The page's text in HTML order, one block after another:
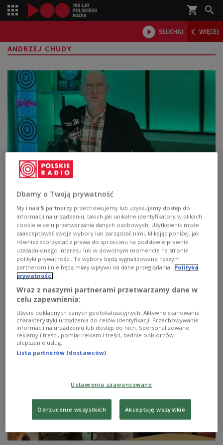
shopping_cart 
 SŁUCHAJ  WIĘCEJ

ANDRZEJ CHUDY
"Scena Teatralna Trójki". Konstanty
Ildefons Gałczyński - "Próby"
Kontynuujemy obchody jubileuszu Polskiego Radia i
Teatru PR. Na "Scenie Teatralnej Trójki" przedstawiamy
słuchowisko, zrealizowane w 2025 roku na podstawie
małych satyrycznych form radiowych Konstantego
Ildefonsa Gałczyńskiego. To był rok 120. urodzin poety
(urodził się 23 stycznia 1905).
Zobacz więcej na temat:
Teatr Polskiego Radia
Konstanty Ildefons Gałczyński
Krzysztof Michalski
Barbara Marcinik
Wojciech Dorosz
Maciej Wiktor Maciej Kubera
Wojciech Chorąży
Damian Mirga
Wojciech Kalita
Maja Kalbarczyk
Dominika Łakomska
Hanna Turnau
Jakub Kordas Trójka
Dbamy o Twoją prywatność
My i nasi5 partnerzy przechowujemy lub uzyskujemy dostęp do
informacji na urządzeniu, takich jak unikalne identyfikatory w plikach
cookie w celu przetwarzania danych osobowych. Użytkownik może
zaakceptować swoje wybory lub zarządzać nimi, klikając poniżej, jak
również skorzystać z prawa do sprzeciwu na podstawie prawnie
uzasadnionego interesu lub w dowolnym momencie na stronie
polityki prywatności. Te wybory będą sygnalizowane naszym
partnerom i nie będą miały wpływu na dane przeglądania. Polityka
prywatności
Wraz z naszymi partnerami przetwarzamy dane w
celu zapewnienia:
Użycie dokładnych danych geolokalizacyjnych. Aktywne skanowanie
charakterystyki urządzenia do celów identyfikacji. Przechowywanie
informacji na urządzeniu lub dostęp do nich. Spersonalizowane
reklamy i treści, pomiar reklam i treści, badnie odbiorców i
ulepszanie usług.
Lista partnerów (dostawców)
Ustawienia zaawansowane
Odrzucenie wszystkich Akceptuję wszystkie